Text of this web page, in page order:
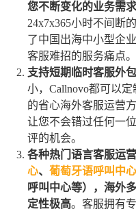
您不断变化的业务需求
24x7x365小时不间断
了中国出海中小型企
客服难招的服务痛点。
支持短期临时客服外包
小，Callnovo都可以
的省心海外客服运营
让您不会错过任何一
评的机会。
各种热门语言客服运
心、 葡萄牙语呼叫中心
呼叫中心等），海外
定性极高。客服拥有